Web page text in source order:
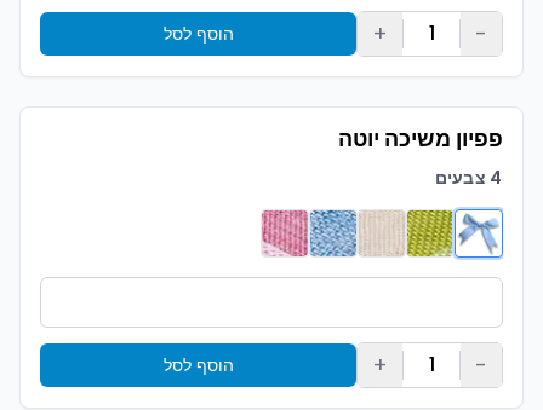
-
1
+ הוסף לסל
פפיון משיכה יוטה
4 צבעים
-
1
+ הוסף לסל